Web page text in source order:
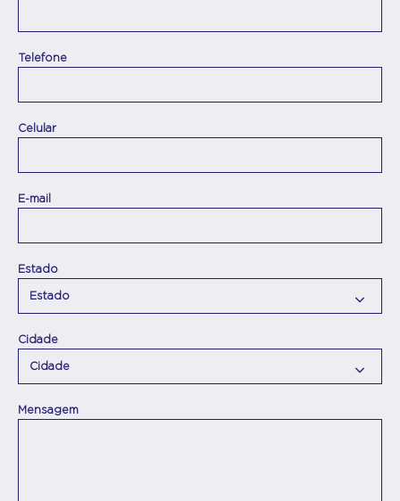
Telefone
Celular
E-mail
Estado
Cidade
Mensagem